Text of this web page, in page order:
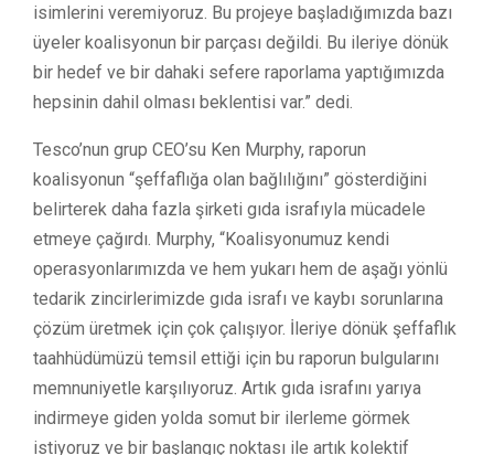
isimlerini veremiyoruz. Bu projeye başladığımızda bazı
üyeler koalisyonun bir parçası değildi. Bu ileriye dönük
bir hedef ve bir dahaki sefere raporlama yaptığımızda
hepsinin dahil olması beklentisi var.” dedi.
Tesco’nun grup CEO’su Ken Murphy, raporun
koalisyonun “şeffaflığa olan bağlılığını” gösterdiğini
belirterek daha fazla şirketi gıda israfıyla mücadele
etmeye çağırdı. Murphy, “Koalisyonumuz kendi
operasyonlarımızda ve hem yukarı hem de aşağı yönlü
tedarik zincirlerimizde gıda israfı ve kaybı sorunlarına
çözüm üretmek için çok çalışıyor. İleriye dönük şeffaflık
taahhüdümüzü temsil ettiği için bu raporun bulgularını
memnuniyetle karşılıyoruz. Artık gıda israfını yarıya
indirmeye giden yolda somut bir ilerleme görmek
istiyoruz ve bir başlangıç noktası ile artık kolektif